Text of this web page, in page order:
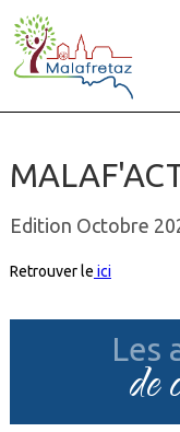
Edition Octobre
Retrouver le ici
Les
de